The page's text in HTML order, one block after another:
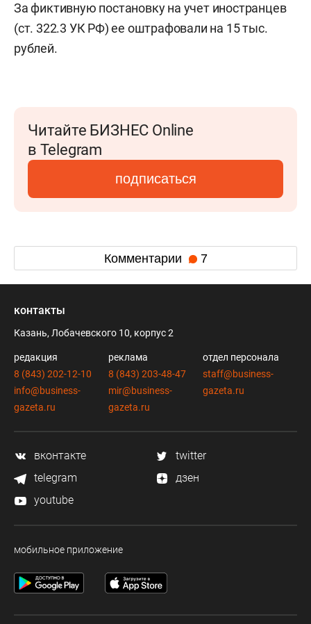
За фиктивную постановку на учет иностранцев
(ст. 322.3 УК РФ) ее оштрафовали на 15 тыс.
рублей.
Читайте БИЗНЕС Online
в Telegram
подписаться
Комментарии 7
контакты
Казань, Лобачевского 10, корпус 2
редакция
8 (843) 202-12-10
info@business-
gazeta.ru
реклама
8 (843) 203-48-47
mir@business-
gazeta.ru
отдел персонала
staff@business-
gazeta.ru
вконтакте
twitter
telegram
дзен
youtube
мобильное приложение